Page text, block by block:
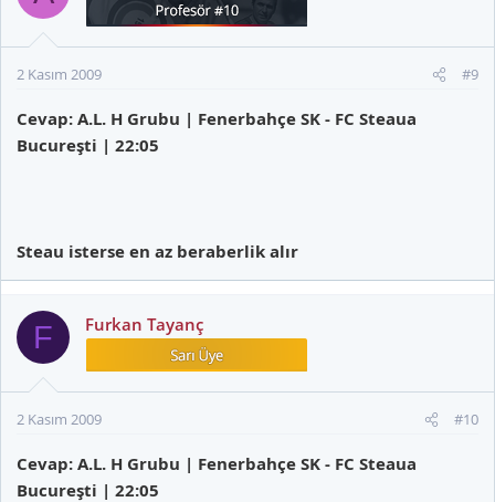
2 Kasım 2009 #9
Cevap: A.L. H Grubu | Fenerbahçe SK - FC Steaua
Bucureşti | 22:05
Steau isterse en az beraberlik alır
F Furkan Tayanç
2 Kasım 2009 #10
Cevap: A.L. H Grubu | Fenerbahçe SK - FC Steaua
Bucureşti | 22:05